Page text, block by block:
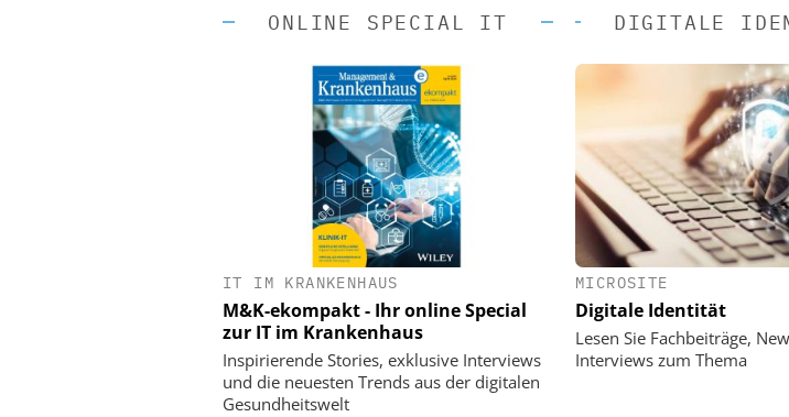
ONLINE SPECIAL IT
IT IM KRANKENHAUS
M&K-ekompakt - Ihr online Special
zur IT im Krankenhaus
Inspirierende Stories, exklusive Interviews
und die neuesten Trends aus der digitalen
Gesundheitswelt
DIGITALE
MICROSITE
Digitale Identität
Lesen Sie Fachbeiträge,
Interviews zum Thema
EASY SOFTWARE AG
Digitalisierung im
Personalmanagement: Von digitaler
Ordnung zur KI-fähigen Steuerung
Ordnung zur KI-